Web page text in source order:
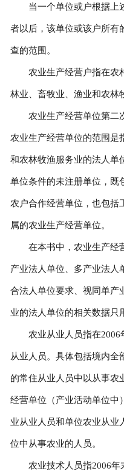
当一个单位或户根据上
者以后，该单位或该户所有
查的范围。
农业生产经营户指在农村
林业、畜牧业、渔业和农林
农业生产经营单位第二
农业生产经营单位的范围是
和农林牧渔服务业的法人单
单位条件的未注册单位，既
农户合作经营单位，也包括
属的农业生产经营单位。
在本书中，农业生产经
产业法人单位、多产业法人
合法人单位要求、视同单产
业的法人单位的相关数据只
农业从业人员指在2006
从业人员。具体包括境内全
的常住从业人员中以从事农
经营单位（产业活动单位中
业从业人员和单位农业从业
位中从事农业的人员。
农业技术人员指2006年